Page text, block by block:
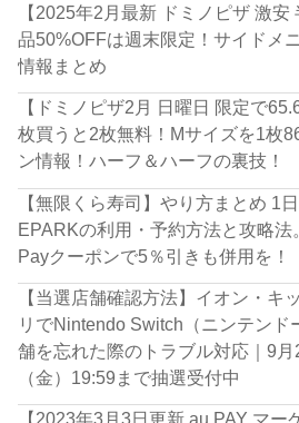
【2025年2月最新 ドミノピザ 激
品50%OFFは週末限定！サイドメ
情報まとめ
【ドミノピザ2月 日曜日 限定で
枚買うと2枚無料！Mサイズを1枚
ン情報！ハーフ＆ハーフの裏技！
【無限くら寿司】やり方まとめ 1
EPARKの利用・予約方法と攻略
Payクーポンで5％引きも併用を！
【当選店舗確認方法】イオン・キ
リでNintendo Switch（ニンテンド
舗を忘れた際のトラブル対応｜9
（金）19:59まで抽選受付中
【2023年3月3日更新 au PAY マ